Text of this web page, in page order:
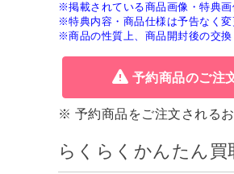
※掲載されている商品画像・特典画
※特典内容・商品仕様は予告なく変
※商品の性質上、商品開封後の交
予約商品のご注
※ 予約商品をご注文される
らくらくかんたん買